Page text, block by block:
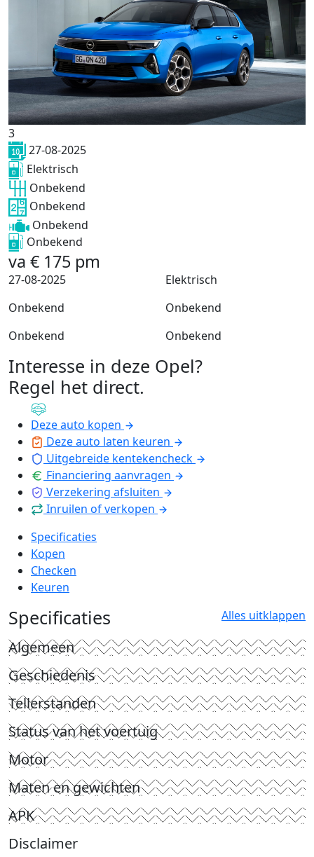
3
27-08-2025
Elektrisch
Onbekend
Onbekend
Onbekend
Onbekend
va € 175 pm
27-08-2025
Elektrisch
Onbekend
Onbekend
Onbekend
Onbekend
Interesse in deze Opel?
Regel het direct.
Deze auto kopen
Deze auto laten keuren
Uitgebreide kentekencheck
Financiering aanvragen
Verzekering afsluiten
Inruilen of verkopen
Specificaties
Kopen
Checken
Keuren
Specificaties Alles uitklappen
Algemeen
Geschiedenis
Tellerstanden
Status van het voertuig
Motor
Maten en gewichten
APK
Disclaimer